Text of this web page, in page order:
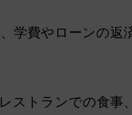
学費やローンの返
ストランでの食事